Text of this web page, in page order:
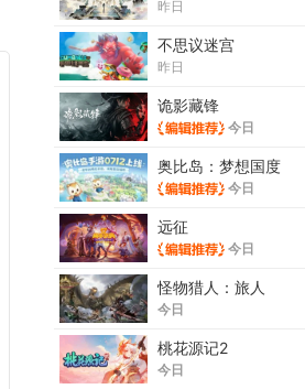
昨日
不思议迷宫
昨日
诡影藏锋
今日
奥比岛：梦想国度
今日
远征
今日
怪物猎人：旅人
今日
桃花源记2
今日